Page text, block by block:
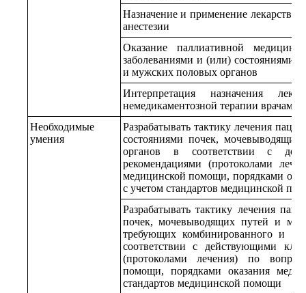
Назначение и применение
анестезии
Оказание паллиативной
заболеваниями и (или) состояниями
и мужских половых органов
Интерпретация назначения
немедикаментозной терапии врачами-
Необходимые
умения
Разрабатывать тактику лечения
состояниями почек,
органов в соответствии с
рекомендациями (протоколами
медицинской помощи, порядками
с учетом стандартов медицинской
Разрабатывать тактику лечения
почек, мочевыводящих путей и
требующих комбинированного и
соответствии с действующими
(протоколами лечения) по
помощи, порядками оказания
стандартов медицинской помощи